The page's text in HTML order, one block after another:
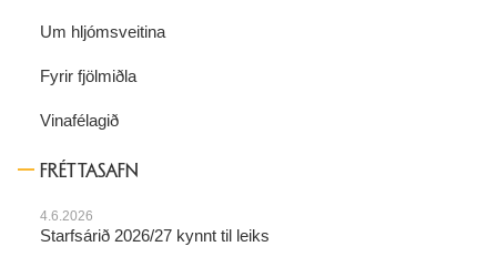
Um hljómsveitina
Fyrir fjölmiðla
Vinafélagið
FRÉTTASAFN
4.6.2026
Starfsárið 2026/27 kynnt til leiks